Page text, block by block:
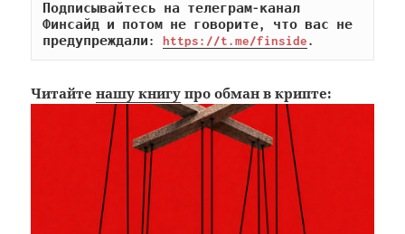
Подписывайтесь на телеграм-канал
Финсайд и потом не говорите, что вас не
предупреждали: https://t.me/finside.
Читайтенашу книгу про обман в крипте: